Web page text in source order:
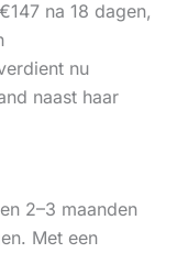
na 18 dagen,
nu
naast haar
2–3 maanden
Met een